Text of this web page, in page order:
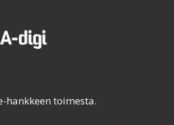
hankkeen toimesta.